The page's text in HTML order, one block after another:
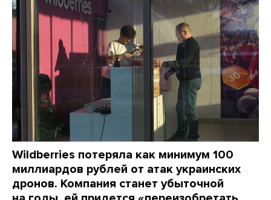
Wildberries потеряла как минимум 100
миллиардов рублей от атак украинских
дронов. Компания станет убыточной